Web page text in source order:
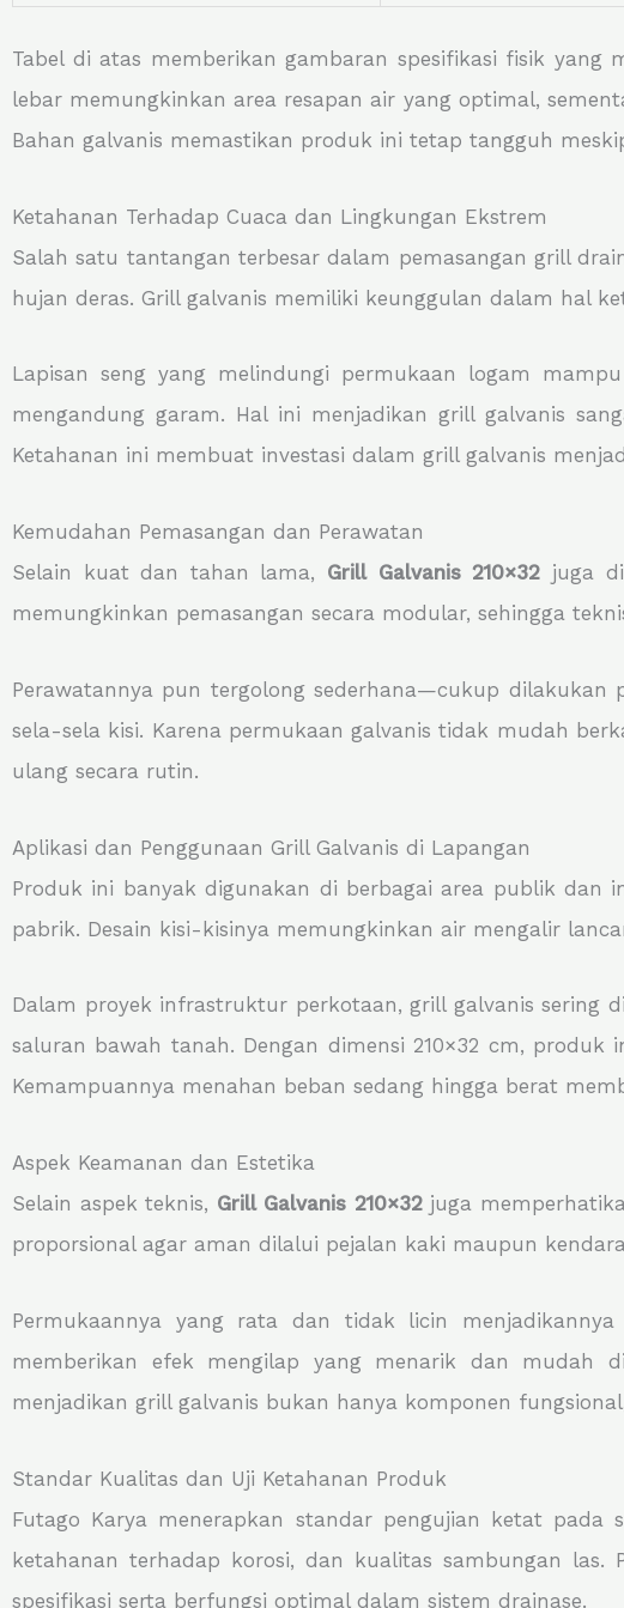
Tabel di atas memberikan gambaran spesifikasi fisik
lebar memungkinkan area resapan air yang optimal,
Bahan galvanis memastikan produk ini tetap tangguh
Ketahanan Terhadap Cuaca dan Lingkungan Ekstrem
Salah satu tantangan terbesar dalam pemasangan grill
hujan deras. Grill galvanis memiliki keunggulan dalam hal
Lapisan seng yang melindungi permukaan logam
mengandung garam. Hal ini menjadikan grill galvanis
Ketahanan ini membuat investasi dalam grill galvanis
Kemudahan Pemasangan dan Perawatan
Selain kuat dan tahan lama, Grill Galvanis 210×32 juga
memungkinkan pemasangan secara modular, sehingga
Perawatannya pun tergolong sederhana—cukup
sela-sela kisi. Karena permukaan galvanis tidak mudah
ulang secara rutin.
Aplikasi dan Penggunaan Grill Galvanis di Lapangan
Produk ini banyak digunakan di berbagai area publik dan
pabrik. Desain kisi-kisinya memungkinkan air mengalir
Dalam proyek infrastruktur perkotaan, grill galvanis sering
saluran bawah tanah. Dengan dimensi 210×32 cm,
Kemampuannya menahan beban sedang hingga berat
Aspek Keamanan dan Estetika
Selain aspek teknis, Grill Galvanis 210×32juga
proporsional agar aman dilalui pejalan kaki maupun
Permukaannya yang rata dan tidak licin
memberikan efek mengilap yang menarik dan mudah
menjadikan grill galvanis bukan hanya komponen
Standar Kualitas dan Uji Ketahanan Produk
Futago Karya menerapkan standar pengujian ketat
ketahanan terhadap korosi, dan kualitas sambungan
spesifikasi serta berfungsi optimal dalam sistem drainase.